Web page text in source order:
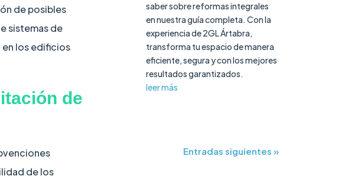
de posibles
sistemas de
los edificios
de
de los
saber sobre reformas integrales
en nuestra guía completa. Con la
experiencia de 2GL Ártabra,
transforma tu espacio de manera
eficiente, segura y con los mejores
resultados garantizados.
leer más
Entradas siguientes »